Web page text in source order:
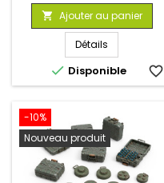
de
base
 Ajouter au panier
Détails
 Disponible favorite_border
-10%
Nouveau produit